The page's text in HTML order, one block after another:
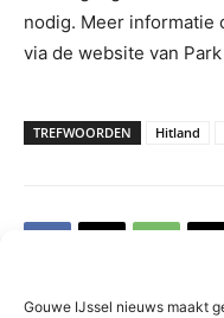
Gouwe IJssel nieuws maakt
nodig. Meer informatie
via de website van
TREFWOORDEN Hitland